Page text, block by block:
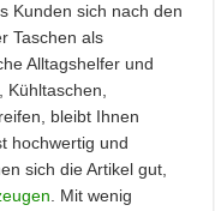
Kunden sich nach den
Taschen als
Alltagshelfer und
bleibt Ihnen
hochwertig und
sich die Artikel gut,
. Mit wenig